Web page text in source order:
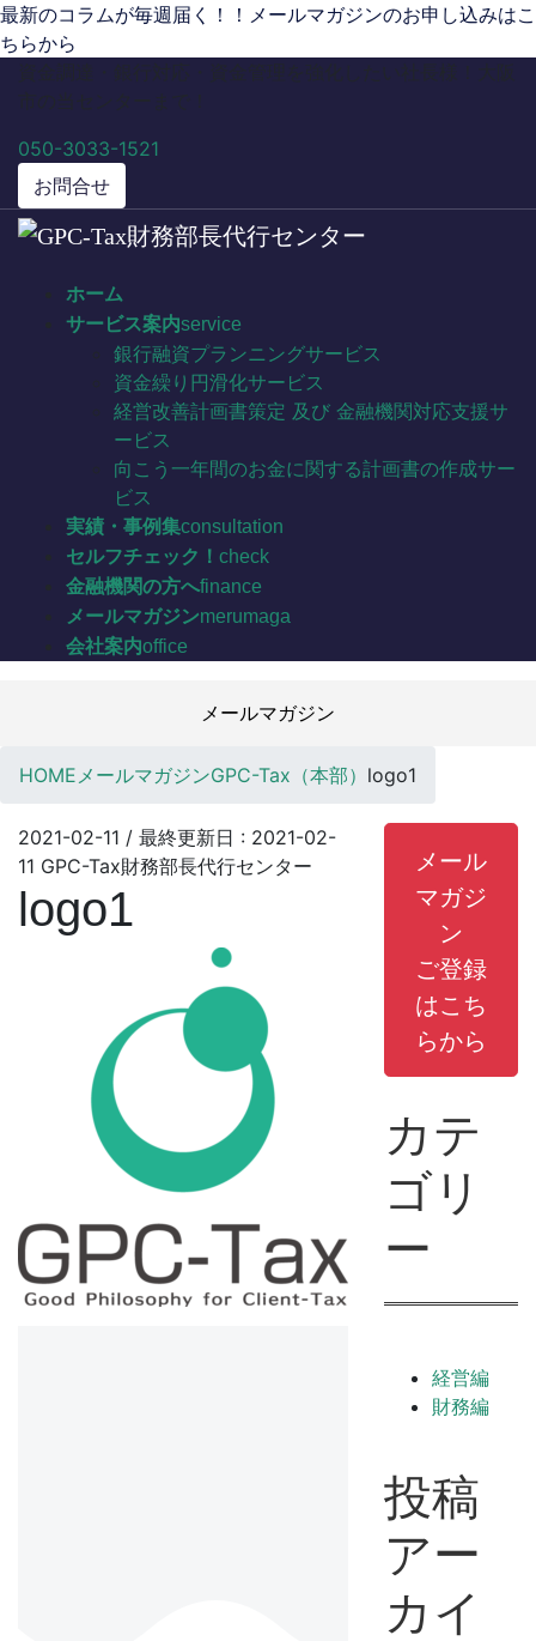
コ
ン
動
ナ
ビ
に
最新のコラムが毎週届く！！メールマガジンのお申し込みはこ
ちらから
050-3033-1521
お問合せ
ホーム
サービス案内service
銀行融資プランニングサービス
資金繰り円滑化サービス
経営改善計画書策定 及び 金融機関対応支援サ
ービス
向こう一年間のお金に関する計画書の作成サー
ビス
実績・事例集consultation
セルフチェック！ check
金融機関の方へfinance
メールマガジンmerumaga
会社案内office
メールマガジン
HOME メールマガジンGPC-Tax（本部） logo1
2021-02-11 / 最終更新日 : 2021-02-
11 GPC-Tax財務部長代行センター
logo1
メール
マガジ
ン
ご登録
はこち
らから
カテ
ゴリ
ー
経営編
財務編
投稿
アー
カイ